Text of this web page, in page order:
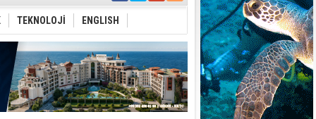
Yasası
yer sis olacak
TEKNOLOJİ ENGLISH